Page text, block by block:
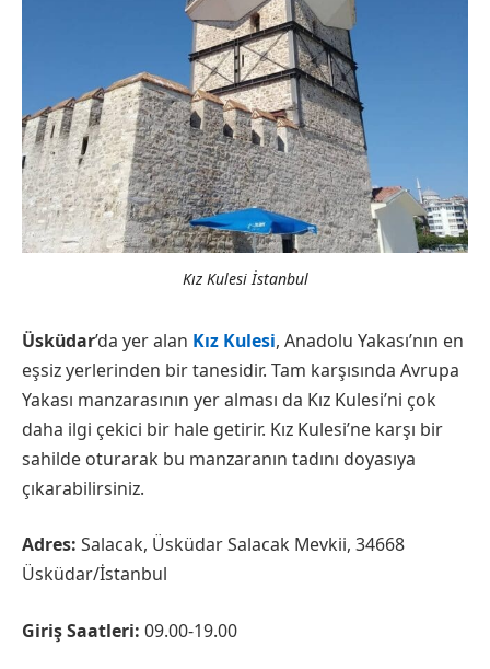
Kız Kulesi İstanbul
Üsküdar’da yer alan Kız Kulesi, Anadolu Yakası’nın en
eşsiz yerlerinden bir tanesidir. Tam karşısında Avrupa
Yakası manzarasının yer alması da Kız Kulesi’ni çok
daha ilgi çekici bir hale getirir. Kız Kulesi’ne karşı bir
sahilde oturarak bu manzaranın tadını doyasıya
çıkarabilirsiniz.
Adres: Salacak, Üsküdar Salacak Mevkii, 34668
Üsküdar/İstanbul
Giriş Saatleri: 09.00-19.00